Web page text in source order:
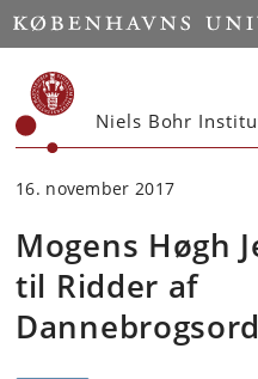
Start
Niels Bohr
16. november 2017
Mogens Høgh
til Ridder af